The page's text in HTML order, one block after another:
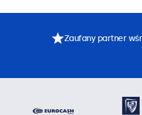
Zaufany partner